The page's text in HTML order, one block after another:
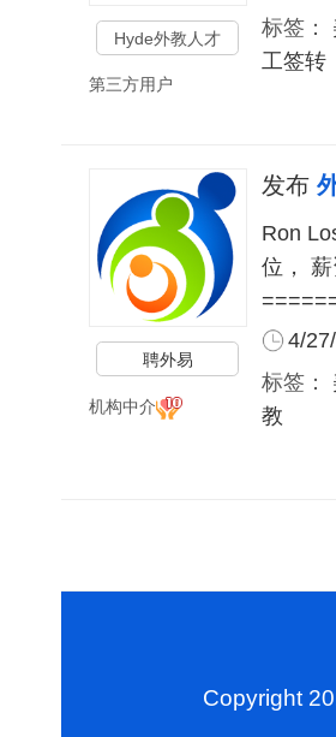
Hyde外教人才
第三方用户
标签：
工签转
聘外易
机构中介
发布
Ron
位，
4/
标签：
教
Copyright